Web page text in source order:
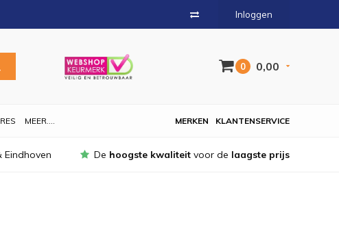
Inloggen
0 0,00
MEER.... KLANTENSERVICE
MERKEN
De hoogste kwaliteit voor de laagste prijs